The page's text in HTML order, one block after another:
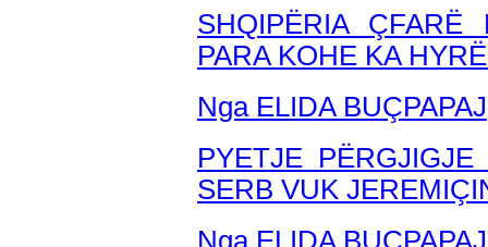
SHQIPËRIA
PARA KOHE KA
Nga ELIDA BUÇPAPAJ
PYETJE
SERB VUK
Nga ELIDA BUÇPAPAJ